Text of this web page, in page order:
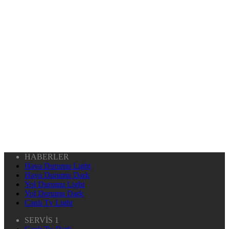
HABERLER
Hava Durumu Light
Hava Durumu Dark
Yol Durumu Light
Yol Durumu Dark
Canlı Tv Light
SERVİS 1